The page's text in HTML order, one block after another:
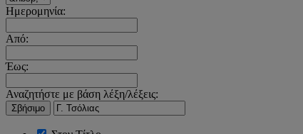
Ημερομηνία:
Από:
Έως:
Αναζητήστε με βάση λέξη/λέξεις:
Σβήσιμο